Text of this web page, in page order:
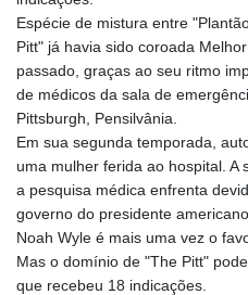
Espécie de mistura entre
Pitt" já havia sido coroada
passado, graças ao seu ritmo
de médicos da sala de
Pittsburgh, Pensilvânia.
Em sua segunda temporada,
uma mulher ferida ao hospital. A
a pesquisa médica enfrenta
governo do presidente
Noah Wyle é mais uma vez o
Mas o domínio de "The Pitt"
que recebeu 18 indicações.